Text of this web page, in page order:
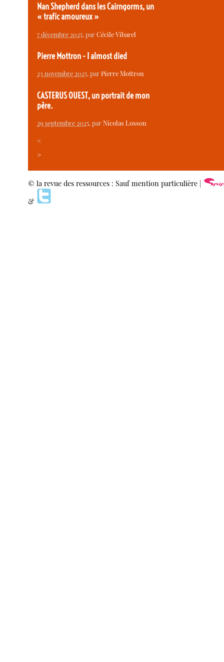
Nan Shepherd dans les Cairngorms, un
« trafic amoureux »
7 décembre 2025, parCécile Vibarel
Pierre Mottron - I almost died
23 novembre 2025, parPierre Mottron
CASTERUS OUEST, un portrait de mon
père.
29 septembre 2025, parNicolas Losson
<
>
© la revue des ressources : Sauf mention particulière |
&